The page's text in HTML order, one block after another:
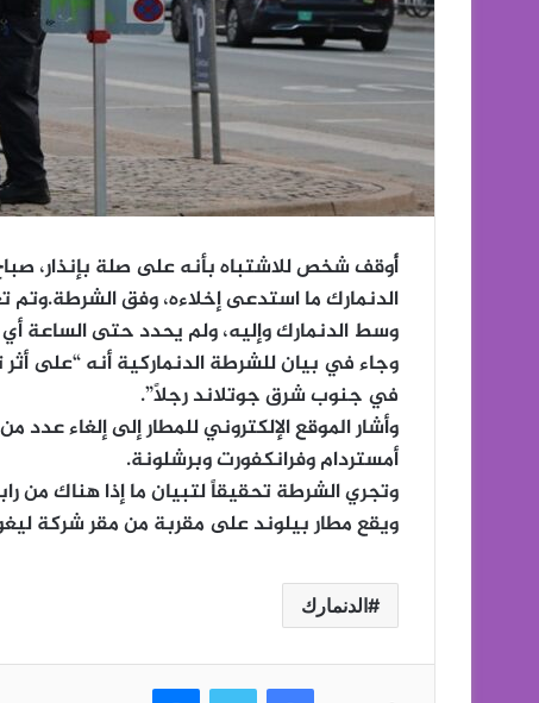
أُوقف شخص للاشتباه بأنه على صلة بإنذار،
الدنمارك ما استدعى إخلاءه، وفق
وسط الدنمارك وإليه، ولم يحدد حتى الساعة
وجاء في بيان للشرطة الدنماركية أنه “على
في جنوب شرق جوتلاند رجلاً”.
وأشار الموقع الإلكتروني للمطار إلى إلغاء عدد
أمستردام وفرانكفورت وبرشلونة.
وتجري الشرطة تحقيقاً لتبيان ما إذا هناك من
ويقع مطار بيلوند على مقربة من مقر شركة ليغو
الدنمارك
فيسبوك تويتر ماسنجر